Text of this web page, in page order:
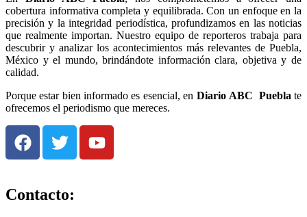
cobertura informativa completa y equilibrada. Con un enfoque en la
precisión y la integridad periodística, profundizamos en las noticias
que realmente importan. Nuestro equipo de reporteros trabaja para
descubrir y analizar los acontecimientos más relevantes de Puebla,
México y el mundo, brindándote información clara, objetiva y de
calidad.
Porque estar bien informado es esencial, en Diario ABC Pueblate
ofrecemos el periodismo que mereces.
Contacto: